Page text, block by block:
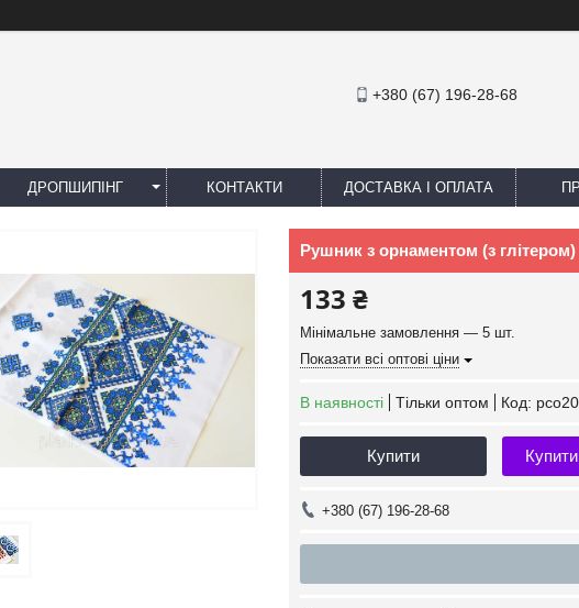
+380 (67) 196-28-68
ДРОПШИПІНГ КОНТАКТИ ДОСТАВКА І ОПЛАТА
Рушник з орнаментом (з глітером)
133 ₴
Мінімальне замовлення — 5 шт.
Показати всі оптові ціни
В наявності Тільки оптом Код:
Купити
+380 (67) 196-28-68